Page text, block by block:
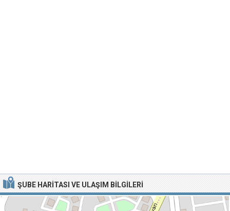
ŞUBE HARITASI VE ULAŞIM BILGILERI